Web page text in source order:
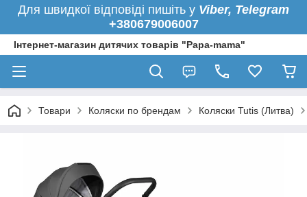
Для швидкої відповіді пишіть у Viber, Telegram
+380679006007
Інтернет-магазин дитячих товарів "Papa-mama"
Товари Коляски по брендам Коляски Tutis (Литва)